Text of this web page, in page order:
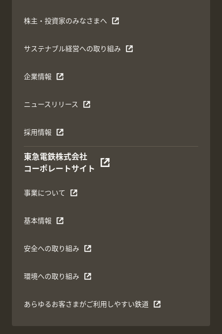
株主・投資家のみなさまへ
サステナブル経営への取り組み
企業情報
ニュースリリース
採用情報
東急電鉄株式会社
コーポレートサイト
事業について
基本情報
安全への取り組み
環境への取り組み
あらゆるお客さまがご利用しやすい鉄道